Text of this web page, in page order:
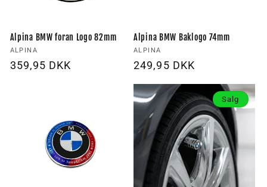
Alpina BMW foran Logo 82mm
Forhandler:
ALPINA
Vanlig
359,95 DKK
Alpina BMW Baklogo 74mm
Forhandler:
ALPINA
Vanlig
249,95 DKK
Salg